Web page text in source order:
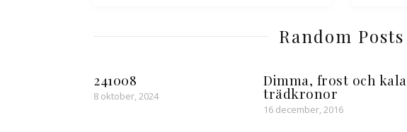
Random Posts
241008
8 oktober, 2024
Dimma, frost och kala
trädkronor
16 december, 2016